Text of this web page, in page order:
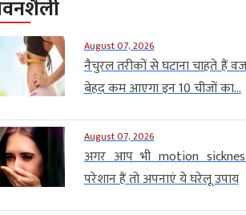
August 07, 2026
नैचुरल तरीकों से घटाना चाहते हैं
बेहद कम आएगा इन 10 चीजों का...
August 07, 2026
अगर आप भी motion
परेशान हैं तो अपनाएं ये घरेलू उपाय